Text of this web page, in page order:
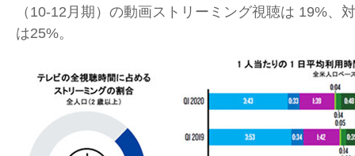
（10-12 月期）の動画ストリーミング視聴は 19%、
は25%。